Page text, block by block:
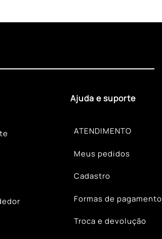
Ajuda e suporte
ATENDIMENTO
Meus pedidos
Cadastro
Formas de pagamento
Troca e devolução